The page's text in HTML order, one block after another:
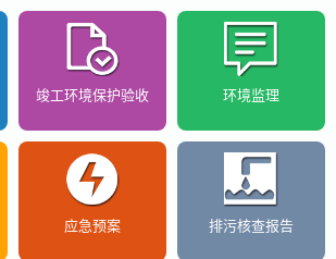
竣工环境保护验收 环境监理
应急预案 排污核查报告